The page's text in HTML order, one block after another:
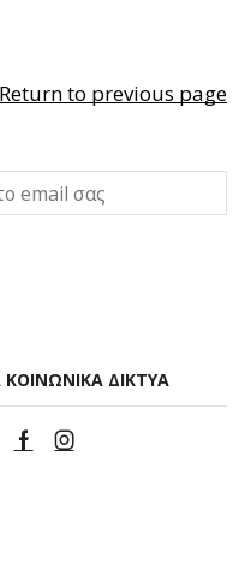
Return to previous page
ΔΊΚΤΥΑ